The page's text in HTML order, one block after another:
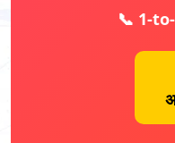
📞 1-